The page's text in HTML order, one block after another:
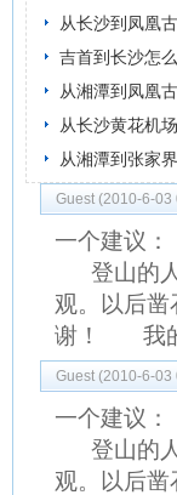
从长沙到凤凰
吉首到长沙怎
从湘潭到凤凰
从长沙黄花机
从湘潭到张家
Guest (2010-6-03
一个建议：
登山的人
观。以后
谢！ 我的
Guest (2010-6-03
一个建议：
登山的人
观。以后